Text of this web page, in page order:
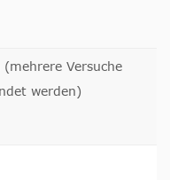
Versuche
werden)